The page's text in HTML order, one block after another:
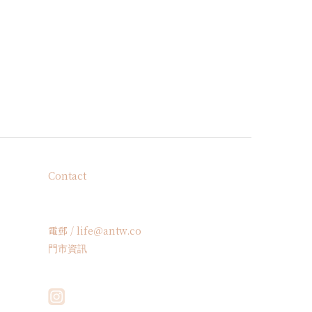
Contact
電郵 / life＠antw.co
門市資訊